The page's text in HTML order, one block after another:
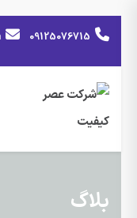
09125076715
بلاگ